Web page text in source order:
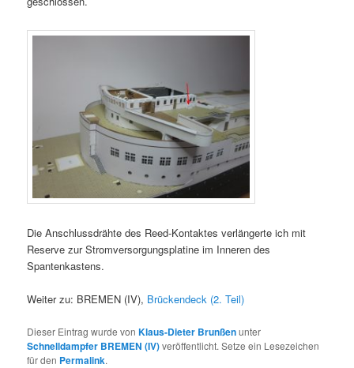
Die Anschlussdrähte des Reed-Kontaktes verlängerte ich mit
Reserve zur Stromversorgungsplatine im Inneren des
Spantenkastens.
Weiter zu: BREMEN (IV), Brückendeck (2. Teil)
Dieser Eintrag wurde vonKlaus-Dieter Brunßenunter
Schnelldampfer BREMEN (IV)veröffentlicht. Setze ein Lesezeichen
für den Permalink.